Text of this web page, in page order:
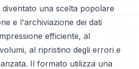
diventato una scelta popolare
e l'archiviazione dei dati
efficiente, al
al ripristino degli errori e
Il formato utilizza una